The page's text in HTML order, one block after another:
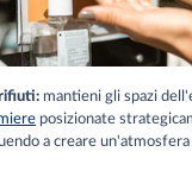
mantieni gli spazi
posizionate
a creare un'atmosfera